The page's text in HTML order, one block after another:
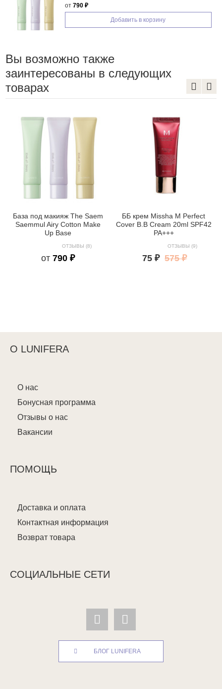
Вы возможно также
заинтересованы в следующих
товарах
База под макияж The Saem
Saemmul Airy Cotton Make
Up Base
ОТЗЫВЫ (8)
от790 ₽
ББ крем Missha M Perfect
Cover B.B Cream 20ml SPF42
PA+++
ОТЗЫВЫ (9)
75 ₽ 575 ₽
О LUNIFERA
О нас
Бонусная программа
Отзывы о нас
Вакансии
ПОМОЩЬ
Доставка и оплата
Контактная информация
Возврат товара
СОЦИАЛЬНЫЕ СЕТИ
БЛОГ LUNIFERA